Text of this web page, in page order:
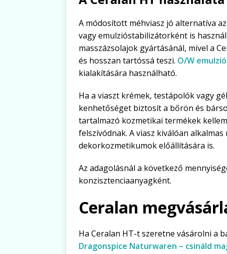
A módosított méhviasz jó alternatíva
vagy emulzióstabilizátorként is
masszázsolajok gyártásánál, mivel a
és hosszan tartóssá teszi. O/W
kialakítására használható.
Ha a viaszt krémek, testápolók vagy
kenhetőséget biztosít a bőrön és
tartalmazó kozmetikai termékek
felszívódnak. A viasz kiválóan
dekorkozmetikumok előállítására is.
Az adagolásnál a következő
konzisztenciaanyagként.
Ceralan
Ha Ceralan HT-t szeretne vásárolni a
Dragonspice Naturwaren – csináld